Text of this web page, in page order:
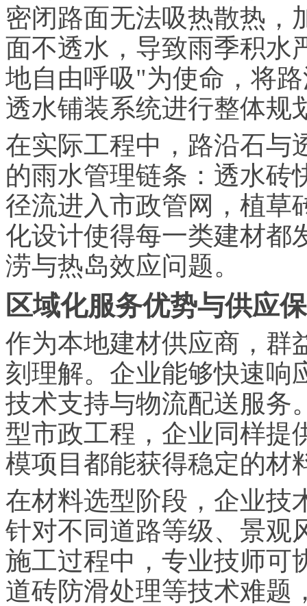
密闭路面无法吸热散热，
面不透水，导致雨季积水
地自由呼吸"为使命，将
透水铺装系统进行整体规
在实际工程中，路沿石与
的雨水管理链条：透水砖
径流进入市政管网，植草
化设计使得每一类建材都
涝与热岛效应问题。
区域化服务优势与供应
作为本地建材供应商，群
刻理解。企业能够快速响
技术支持与物流配送服务
型市政工程，企业同样提
模项目都能获得稳定的材
在材料选型阶段，企业技
针对不同道路等级、景观
施工过程中，专业技师可
道砖防滑处理等技术难题